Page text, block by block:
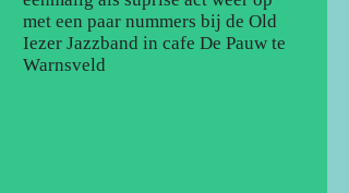
met een paar nummers bij de Old
Iezer Jazzband in cafe De Pauw te
Warnsveld